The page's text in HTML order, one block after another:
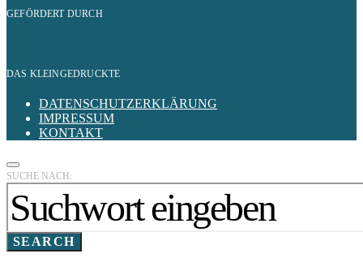
GEFÖRDERT DURCH
DAS KLEINGEDRUCKTE
DATENSCHUTZERKLÄRUNG
IMPRESSUM
KONTAKT
SUCHE NACH:
SEARCH